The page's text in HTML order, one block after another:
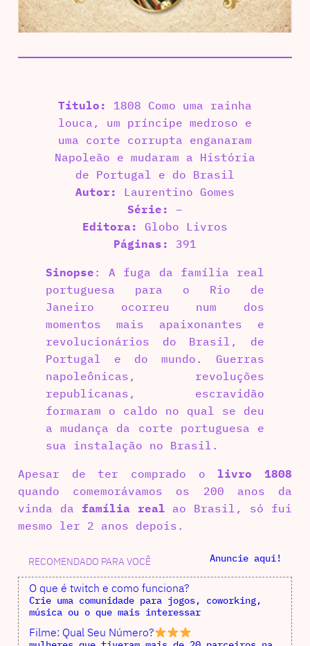
Título:
1808 Como uma rainha
louca, um príncipe medroso e
uma corte corrupta enganaram
Napoleão e mudaram a História
de Portugal e do Brasil
Autor:
Laurentino Gomes
Série:
–
Editora:
Globo Livros
Páginas:
391
Sinopse : A fuga da família real
portuguesa para o Rio de
Janeiro ocorreu num dos
momentos mais apaixonantes e
revolucionários do Brasil, de
Portugal e do mundo. Guerras
napoleônicas, revoluções
republicanas, escravidão
formaram o caldo no qual se deu
a mudança da corte portuguesa e
sua instalação no Brasil.
Apesar de ter comprado o livro 1808
quando comemorávamos os 200 anos da
vinda da família real ao Brasil, só fui
mesmo ler 2 anos depois.
RECOMENDADO PARA VOCÊ Anuncie aqui!
O que é twitch e como funciona?
Crie uma comunidade para jogos, coworking,
música ou o que mais interessar
Filme: Qual Seu Número?